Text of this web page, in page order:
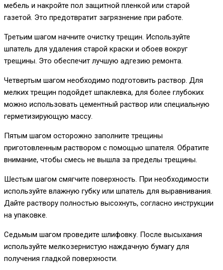
мебель и накройте пол защитной пленкой или старой
газетой. Это предотвратит загрязнение при работе.
Третьим шагом начните очистку трещин. Используйте
шпатель для удаления старой краски и обоев вокруг
трещины. Это обеспечит лучшую адгезию ремонта.
Четвертым шагом необходимо подготовить раствор. Для
мелких трещин подойдет шпаклевка, для более глубоких
можно использовать цементный раствор или специальную
герметизирующую массу.
Пятым шагом осторожно заполните трещины
приготовленным раствором с помощью шпателя. Обратите
внимание, чтобы смесь не вышла за пределы трещины.
Шестым шагом смягчите поверхность. При необходимости
используйте влажную губку или шпатель для выравнивания.
Дайте раствору полностью высохнуть, согласно инструкции
на упаковке.
Седьмым шагом проведите шлифовку. После высыхания
используйте мелкозернистую наждачную бумагу для
получения гладкой поверхности.